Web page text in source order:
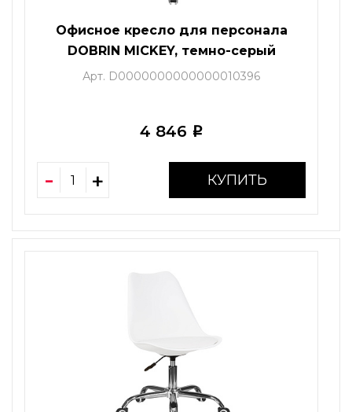
Офисное кресло для персонала
DOBRIN MICKEY, темно-серый
Арт. D0000000000000010396
4 846 i
КУПИТЬ